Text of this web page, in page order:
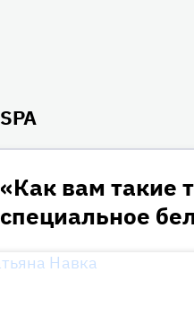
SPA
«Как вам такие
специальное